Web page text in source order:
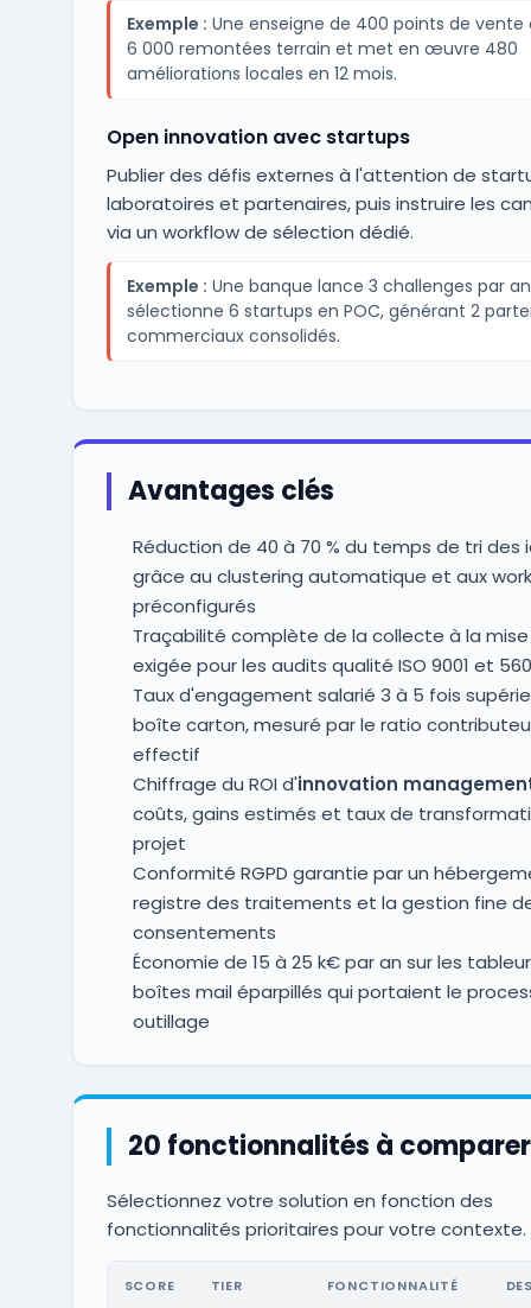
Exemple : Une enseigne de 400 points de
6 000 remontées terrain et met en œuvre 480
améliorations locales en 12 mois.
Open innovation avec startups
Publier des défis externes à l'attention de
laboratoires et partenaires, puis instruire les
via un workflow de sélection dédié.
Exemple : Une banque lance 3 challenges par
sélectionne 6 startups en POC, générant 2
commerciaux consolidés.
Avantages clés
Réduction de 40 à 70 % du temps de tri des
grâce au clustering automatique et aux
préconfigurés
Traçabilité complète de la collecte à la
exigée pour les audits qualité ISO 9001 et
Taux d'engagement salarié 3 à 5 fois
boîte carton, mesuré par le ratio
effectif
Chiffrage du ROI d'innovation
coûts, gains estimés et taux de
projet
Conformité RGPD garantie par un
registre des traitements et la gestion fine
consentements
Économie de 15 à 25 k€ par an sur les
boîtes mail éparpillés qui portaient le
outillage
20 fonctionnalités à comparer
Sélectionnez votre solution en fonction des
fonctionnalités prioritaires pour votre contexte.
SCORE TIER FONCTIONNALITÉ